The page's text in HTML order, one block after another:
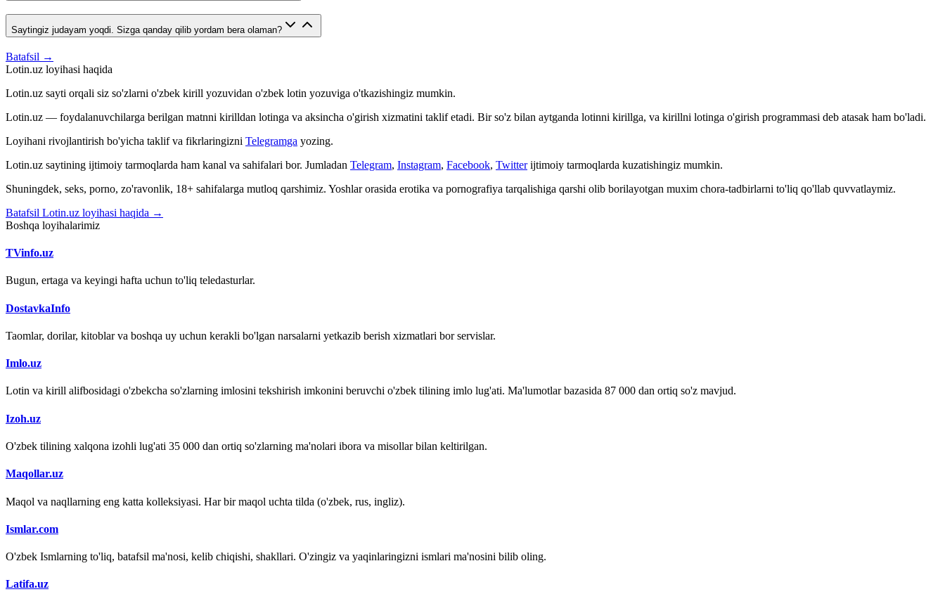
Saytingiz judayam yoqdi. Sizga qanday qilib yordam bera olaman?
Batafsil →
Lotin.uz loyihasi haqida
Lotin.uz sayti orqali siz so'zlarni o'zbek kirill yozuvidan o'zbek lotin yozuviga o'tkazishingiz mumkin.
Lotin.uz — foydalanuvchilarga berilgan matnni kirilldan lotinga va aksincha o'girish xizmatini taklif etadi. Bir so'z bilan aytganda lotinni kirillga, va kirillni lotinga o'girish programmasi deb atasak ham bo'ladi.
Loyihani rivojlantirish bo'yicha taklif va fikrlaringizni Telegramga yozing.
Lotin.uz saytining ijtimoiy tarmoqlarda ham kanal va sahifalari bor. Jumladan Telegram, Instagram, Facebook, Twitter ijtimoiy tarmoqlarda kuzatishingiz mumkin.
Shuningdek, seks, porno, zo'ravonlik, 18+ sahifalarga mutloq qarshimiz. Yoshlar orasida erotika va pornografiya tarqalishiga qarshi olib borilayotgan muxim chora-tadbirlarni to'liq qo'llab quvvatlaymiz.
Batafsil Lotin.uz loyihasi haqida →
Boshqa loyihalarimiz
TVinfo.uz
Bugun, ertaga va keyingi hafta uchun to'liq teledasturlar.
DostavkaInfo
Taomlar, dorilar, kitoblar va boshqa uy uchun kerakli bo'lgan narsalarni yetkazib berish xizmatlari bor servislar.
Imlo.uz
Lotin va kirill alifbosidagi o'zbekcha so'zlarning imlosini tekshirish imkonini beruvchi o'zbek tilining imlo lug'ati. Ma'lumotlar bazasida 87 000 dan ortiq so'z mavjud.
Izoh.uz
O'zbek tilining xalqona izohli lug'ati 35 000 dan ortiq so'zlarning ma'nolari ibora va misollar bilan keltirilgan.
Maqollar.uz
Maqol va naqllarning eng katta kolleksiyasi. Har bir maqol uchta tilda (o'zbek, rus, ingliz).
Ismlar.com
O'zbek Ismlarning to'liq, batafsil ma'nosi, kelib chiqishi, shakllari. O'zingiz va yaqinlaringizni ismlari ma'nosini bilib oling.
Latifa.uz